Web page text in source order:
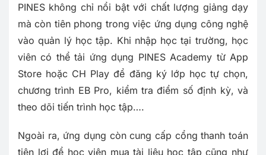
PINES không chỉ nổi bật với chất lượng giảng dạy
mà còn tiên phong trong việc ứng dụng công nghệ
vào quản lý học tập. Khi nhập học tại trường, học
viên có thể tải ứng dụng PINES Academy từ App
Store hoặc CH Play để đăng ký lớp học tự chọn,
chương trình EB Pro, kiểm tra điểm số định kỳ, và
theo dõi tiến trình học tập….
Ngoài ra, ứng dụng còn cung cấp cổng thanh toán
tiện lợi để học viên mua tài liệu học tập cũng như